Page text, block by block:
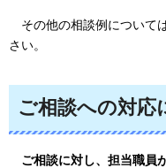
その他の相談例については
さい。
ご相談への対応
ご相談に対し、担当職員